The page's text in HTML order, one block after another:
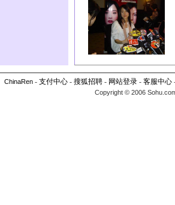
ChinaRen- 支付中心- 搜狐招聘- 网站登录- 客服中心
Copyright © 2006